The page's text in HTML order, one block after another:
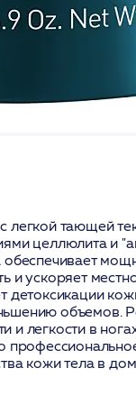
тающей
целлюлита и
обеспечивает
и ускоряет
детоксикации
объемов.
легкости в
кожи тела в